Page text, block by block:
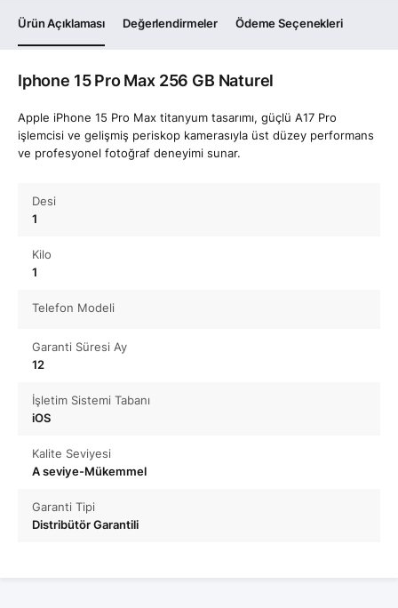
Ürün Açıklaması Değerlendirmeler Ödeme Seçenekleri
Iphone 15 Pro Max 256 GB Naturel
Apple iPhone 15 Pro Max titanyum tasarımı, güçlü A17 Pro
işlemcisi ve gelişmiş periskop kamerasıyla üst düzey performans
ve profesyonel fotoğraf deneyimi sunar.
Desi
1
Kilo
1
Telefon Modeli
Garanti Süresi Ay
12
İşletim Sistemi Tabanı
iOS
Kalite Seviyesi
A seviye-Mükemmel
Garanti Tipi
Distribütör Garantili